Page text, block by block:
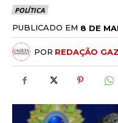
POLÍTICA
PUBLICADO EM 8 DE
POR REDAÇÃO